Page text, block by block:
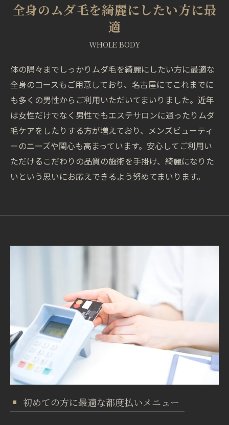
全身のムダ毛を綺麗にしたい方に最
適
WHOLE BODY
体の隅々までしっかりムダ毛を綺麗にしたい方に最適な
全身のコースもご用意しており、名古屋にてこれまでに
も多くの男性からご利用いただいてまいりました。近年
は女性だけでなく男性でもエステサロンに通ったりムダ
毛ケアをしたりする方が増えており、メンズビューティ
ーのニーズや関心も高まっています。安心してご利用い
ただけるこだわりの品質の施術を手掛け、綺麗になりた
いという思いにお応えできるよう努めてまいります。
初めての方に最適な都度払いメニュー